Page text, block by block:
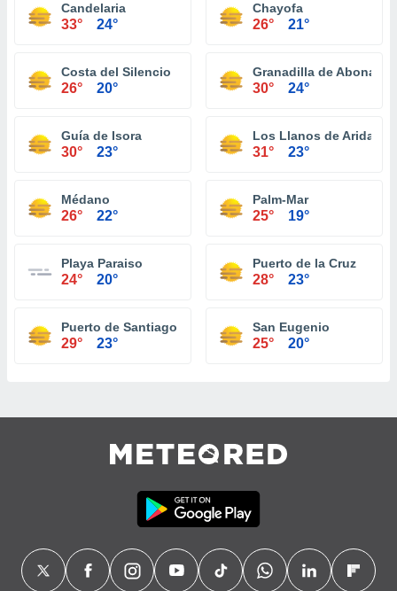
Candelaria
33° 24°
Chayofa
26° 21°
Costa del Silencio
26° 20°
Granadilla de Abona
30° 24°
Guía de Isora
30° 23°
Los Llanos de Aridane
31° 23°
Médano
26° 22°
Palm-Mar
25° 19°
Playa Paraiso
24° 20°
Puerto de la Cruz
28° 23°
Puerto de Santiago
29° 23°
San Eugenio
25° 20°